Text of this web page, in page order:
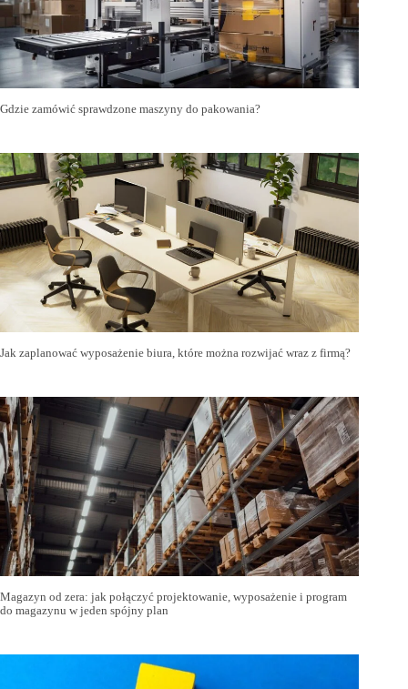
Gdzie zamówić sprawdzone maszyny do pakowania?
Jak zaplanować wyposażenie biura, które można rozwijać wraz z firmą?
Magazyn od zera: jak połączyć projektowanie, wyposażenie i program
do magazynu w jeden spójny plan